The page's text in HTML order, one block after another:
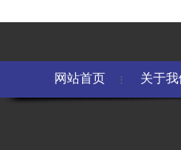
网站首页 关于我